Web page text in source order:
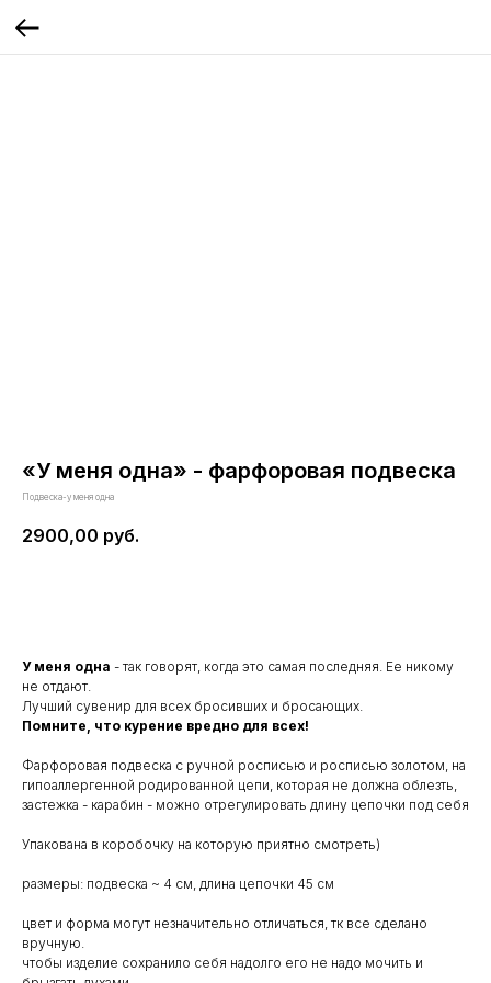
«У меня одна» - фарфоровая подвеска
Подвеска-у меня одна
2900,00 руб.
У меня одна - так говорят, когда это самая последняя. Ее никому
не отдают.
Лучший сувенир для всех бросивших и бросающих.
Помните, что курение вредно для всех!
Фарфоровая подвеска с ручной росписью и росписью золотом, на
гипоаллергенной родированной цепи, которая не должна облезть,
застежка - карабин - можно отрегулировать длину цепочки под себя
Упакована в коробочку на которую приятно смотреть)
размеры: подвеска ~ 4 см, длина цепочки 45 см
цвет и форма могут незначительно отличаться, тк все сделано
вручную.
чтобы изделие сохранило себя надолго его не надо мочить и